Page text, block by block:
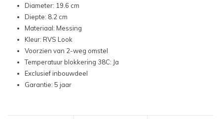
Diameter: 19.6 cm
Diepte: 8.2 cm
Materiaal: Messing
Kleur: RVS Look
Voorzien van 2-weg omstel
Temperatuur blokkering 38C: Ja
Exclusief inbouwdeel
Garantie: 5 jaar